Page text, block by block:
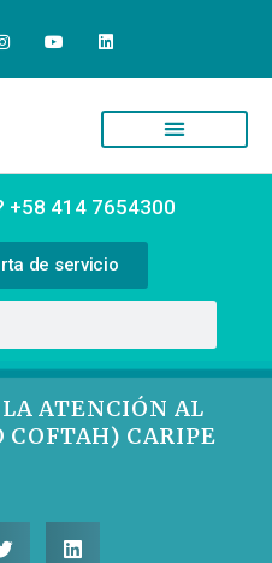
+58 414 7654300
de servicio
ATENCIÓN AL
COFTAH) CARIPE